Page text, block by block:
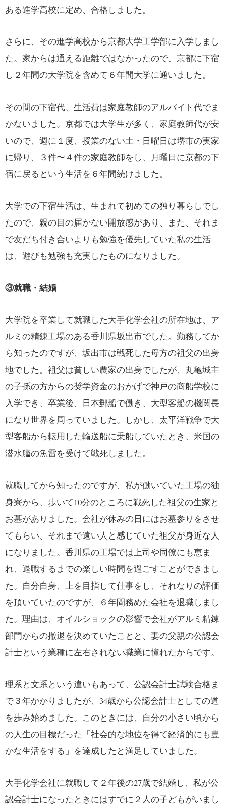
ある進学高校に定め、合格しました。
さらに、その進学高校から京都大学工学部に入学しまし
た。家からは通える距離ではなかったので、京都に下宿
し２年間の大学院を含めて６年間大学に通いました。
その間の下宿代、生活費は家庭教師のアルバイト代でま
かないました。京都では大学生が多く、家庭教師代が安
いので、週に１度、授業のない土・日曜日は堺市の実家
に帰り、３件〜４件の家庭教師をし、月曜日に京都の下
宿に戻るという生活を６年間続けました。
大学での下宿生活は、生まれて初めての独り暮らしでし
たので、親の目の届かない開放感があり、また、それま
で友だち付き合いよりも勉強を優先していた私の生活
は、遊びも勉強も充実したものになりました。
③就職・結婚
大学院を卒業して就職した大手化学会社の所在地は、ア
ルミの精錬工場のある香川県坂出市でした。勤務してか
ら知ったのですが、坂出市は戦死した母方の祖父の出身
地でした。祖父は貧しい農家の出身でしたが、丸亀城主
の子孫の方からの奨学資金のおかげで神戸の商船学校に
入学でき、卒業後、日本郵船で働き、大型客船の機関長
になり世界を周っていました。しかし、太平洋戦争で大
型客船から転用した輸送船に乗船していたとき、米国の
潜水艦の魚雷を受けて戦死しました。
就職してから知ったのですが、私が働いていた工場の独
身寮から、歩いて10分のところに戦死した祖父の生家と
お墓がありました。会社が休みの日にはお墓参りをさせ
てもらい、それまで遠い人と感じていた祖父が身近な人
になりました。香川県の工場では上司や同僚にも恵ま
れ、退職するまでの楽しい時間を過ごすことができまし
た。自分自身、上を目指して仕事をし、それなりの評価
を頂いていたのですが、６年間務めた会社を退職しまし
た。理由は、オイルショックの影響で会社がアルミ精錬
部門からの撤退を決めていたことと、妻の父親の公認会
計士という業種に左右されない職業に憧れたからです。
理系と文系という違いもあって、公認会計士試験合格ま
で３年かかりましたが、34歳から公認会計士としての道
を歩み始めました。このときには、自分の小さい頃から
の人生の目標だった「社会的な地位を得て経済的にも豊
かな生活をする」を達成したと満足していました。
大手化学会社に就職して２年後の27歳で結婚し、私が公
認会計士になったときにはすでに２人の子どもがいまし